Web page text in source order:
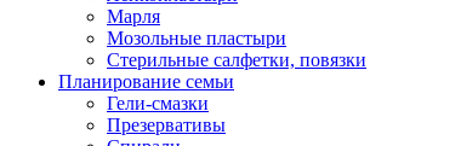
Марля
Мозольные пластыри
Стерильные салфетки, повязки
Планирование семьи
Гели-смазки
Презервативы